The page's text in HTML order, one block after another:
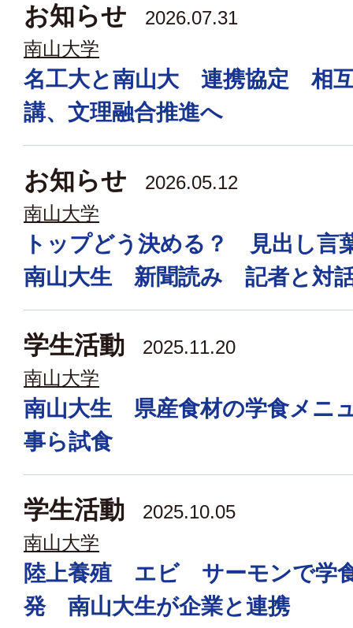
お知らせ
2026.07.31
南山大学
名工大と南山大 連携協定 相
講、文理融合推進へ
お知らせ
2026.05.12
南山大学
トップどう決める？ 見出し
南山大生 新聞読み 記者と対
学生活動
2025.11.20
南山大学
南山大生 県産食材の学食メニ
事ら試食
学生活動
2025.10.05
南山大学
陸上養殖 エビ サーモンで学
発 南山大生が企業と連携